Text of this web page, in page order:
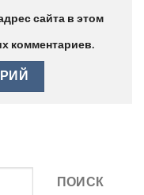
сайта в этом
комментариев.
ПОИСК